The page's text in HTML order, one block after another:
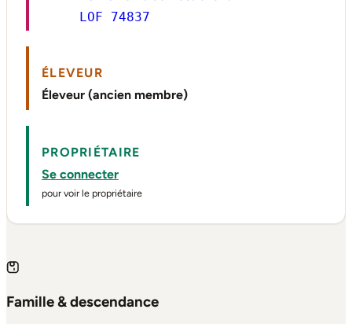
LOF 74837
ÉLEVEUR
Éleveur (ancien membre)
PROPRIÉTAIRE
Se connecter
pour voir le propriétaire
Famille & descendance